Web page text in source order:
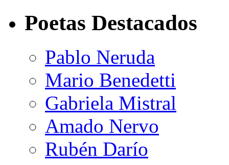
Poetas Destacados
Pablo Neruda
Mario Benedetti
Gabriela Mistral
Amado Nervo
Rubén Darío